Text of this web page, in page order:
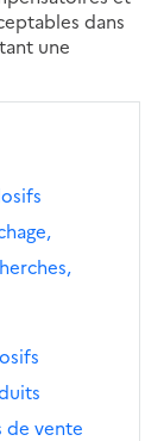
dans
une
de vente